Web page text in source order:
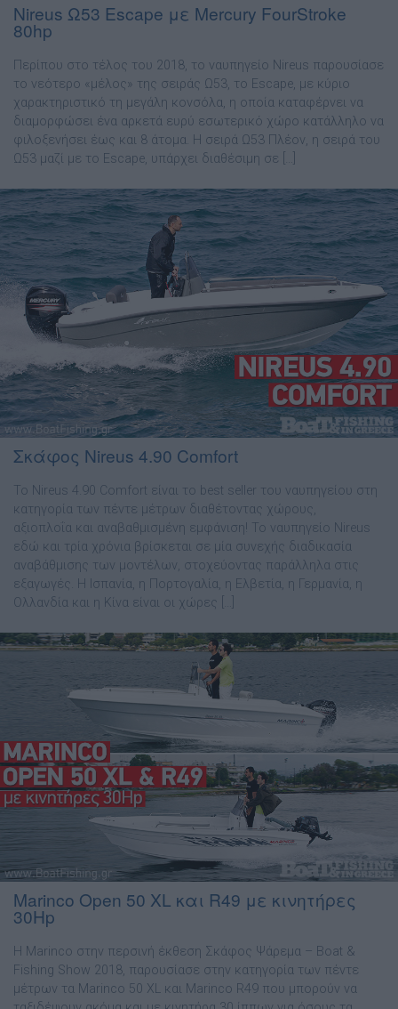
Nireus Ω53 Escape με Mercury FourStroke
80hp
Περίπου στο τέλος του 2018, το ναυπηγείο Nireus παρουσίασε
το νεότερο «µέλος» της σειράς Ω53, το Escape, µε κύριο
χαρακτηριστικό τη µεγάλη κονσόλα, η οποία καταφέρνει να
διαµορφώσει ένα αρκετά ευρύ εσωτερικό χώρο κατάλληλο να
φιλοξενήσει έως και 8 άτοµα. Η σειρά Ω53 Πλέον, η σειρά του
Ω53 µαζί µε το Escape, υπάρχει διαθέσιµη σε […]
Σκάφος Nireus 4.90 Comfort
Το Nireus 4.90 Comfort είναι το best seller του ναυπηγείου στη
κατηγορία των πέντε µέτρων διαθέτοντας χώρους,
αξιοπλοΐα και αναβαθµισµένη εµφάνιση! Το ναυπηγείο Nireus
εδώ και τρία χρόνια βρίσκεται σε µία συνεχής διαδικασία
αναβάθµισης των µοντέλων, στοχεύοντας παράλληλα στις
εξαγωγές. Η Ισπανία, η Πορτογαλία, η Ελβετία, η Γερµανία, η
Ολλανδία και η Κίνα είναι οι χώρες […]
Marinco Open 50 XL και R49 με κινητήρες
30Hp
Η Marinco στην περσινή έκθεση Σκάφος Ψάρεµα – Boat &
Fishing Show 2018, παρουσίασε στην κατηγορία των πέντε
µέτρων τα Marinco 50 XL και Marinco R49 που µπορούν να